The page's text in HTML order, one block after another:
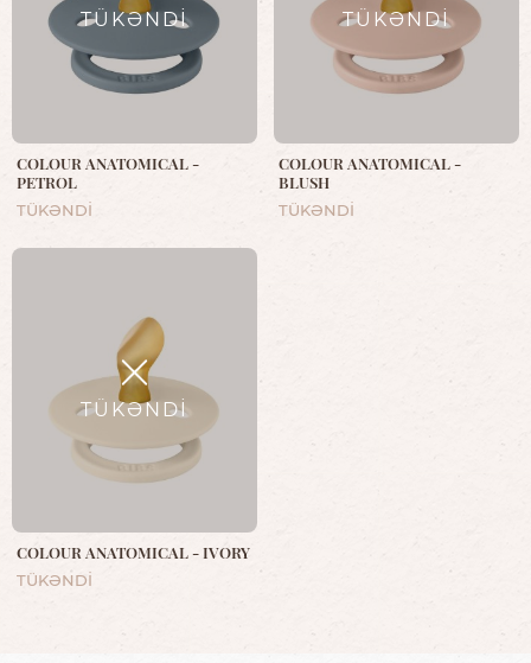
TÜKƏNDİ
COLOUR ANATOMICAL -
PETROL
TÜKƏNDİ
TÜKƏNDİ
COLOUR ANATOMICAL -
BLUSH
TÜKƏNDİ
TÜKƏNDİ
COLOUR ANATOMICAL - IVORY
TÜKƏNDİ